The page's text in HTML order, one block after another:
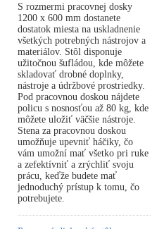
S rozmermi pracovnej dosky
1200 x 600 mm dostanete
dostatok miesta na uskladnenie
všetkých potrebných nástrojov a
materiálov. Stôl disponuje
užitočnou šufládou, kde môžete
skladovať drobné doplnky,
nástroje a údržbové prostriedky.
Pod pracovnou doskou nájdete
policu s nosnosťou až 80 kg, kde
môžete uložiť väčšie nástroje.
Stena za pracovnou doskou
umožňuje upevniť háčiky, čo
vám umožní mať všetko pri ruke
a zefektívniť a zrýchliť svoju
prácu, keďže budete mať
jednoduchý prístup k tomu, čo
potrebujete.